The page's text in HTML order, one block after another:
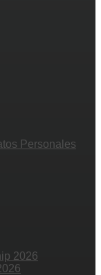
Personales
2026